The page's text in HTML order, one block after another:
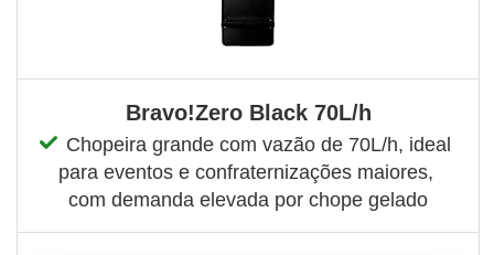
Bravo!Zero Black 70L/h
Chopeira grande com vazão de 70L/h, ideal
para eventos e confraternizações maiores,
com demanda elevada por chope gelado